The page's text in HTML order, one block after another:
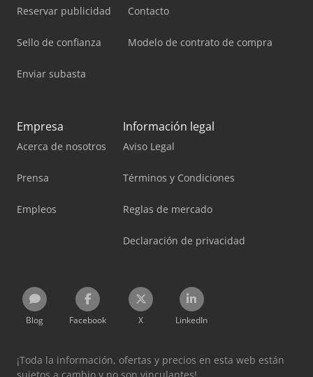
Reservar publicidad
Sello de confianza
Enviar subasta
Contacto
Modelo de contrato de compra
Empresa
Acerca de nosotros
Prensa
Empleos
Información legal
Aviso Legal
Términos y Condiciones
Reglas de mercado
Declaración de privacidad
Blog Facebook X LinkedIn
¡Toda la información, ofertas y precios en esta web están